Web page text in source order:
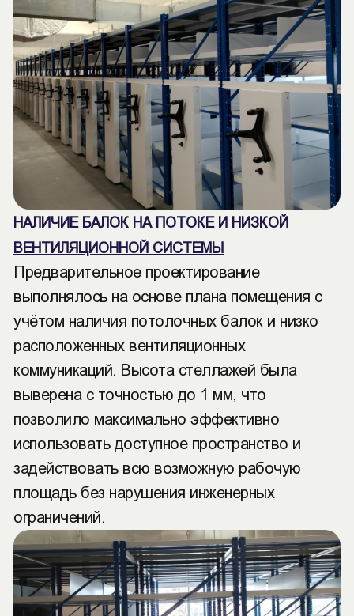
НАЛИЧИЕ БАЛОК НА ПОТОКЕ И НИЗКОЙ
ВЕНТИЛЯЦИОННОЙ СИСТЕМЫ
Предварительное проектирование
выполнялось на основе плана помещения с
учётом наличия потолочных балок и низко
расположенных вентиляционных
коммуникаций. Высота стеллажей была
выверена с точностью до 1 мм, что
позволило максимально эффективно
использовать доступное пространство и
задействовать всю возможную рабочую
площадь без нарушения инженерных
ограничений.